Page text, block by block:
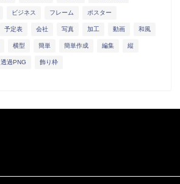
ビジネス フレーム ポスター
予定表 会社 写真 加工 動画 和風
横型 簡単 簡単作成 編集 縦
透過PNG 飾り枠